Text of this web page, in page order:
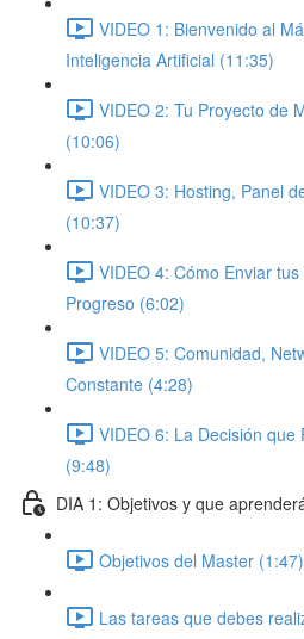
VIDEO 1: Bienvenido al
Inteligencia Artificial (11:35)
VIDEO 2: Tu Proyecto de
(10:06)
VIDEO 3: Hosting, Panel
(10:37)
VIDEO 4: Cómo Enviar
Progreso (6:02)
VIDEO 5: Comunidad,
Constante (4:28)
VIDEO 6: La Decisión
(9:48)
DIA 1: Objetivos y que
Objetivos del Master (1:47)
Las tareas que debes